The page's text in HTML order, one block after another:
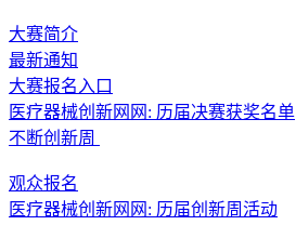
大赛简介
最新通知
大赛报名入口
医疗器械创新网网: 历届决赛获奖名单
不断创新周
观众报名
医疗器械创新网网: 历届创新周活动